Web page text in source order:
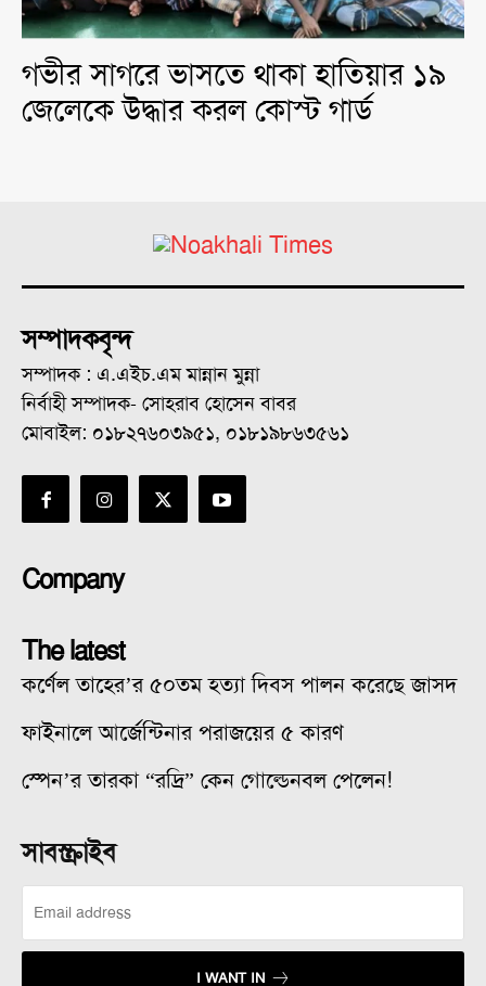
গভীর সাগরে ভাসতে থাকা হাতিয়ার ১৯
জেলেকে উদ্ধার করল কোস্ট গার্ড
সম্পাদকবৃন্দ
সম্পাদক : এ.এইচ.এম মান্নান মুন্না
নির্বাহী সম্পাদক- সোহরাব হোসেন বাবর
মোবাইল: ০১৮২৭৬০৩৯৫১, ০১৮১৯৮৬৩৫৬১
Company
The latest
কর্ণেল তাহের’র ৫০তম হত্যা দিবস পালন করেছে জাসদ
ফাইনালে আর্জেন্টিনার পরাজয়ের ৫ কারণ
স্পেন’র তারকা “রদ্রি” কেন গোল্ডেনবল পেলেন!
সাবস্ক্রাইব
I WANT IN